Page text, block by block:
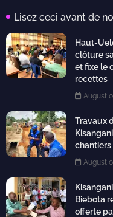
Lisez ceci avant de
Haut-
clôture
et fixe le
recettes
August
Travaux
August
Biebota
offerte